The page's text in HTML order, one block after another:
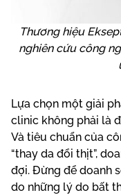
Thương hiệu
nghiên cứu công
Lựa chọn một giải
clinic không phải là
Và tiêu chuẩn của
“thay da đổi thịt”,
đợi. Đừng để doanh
do những lý do bất